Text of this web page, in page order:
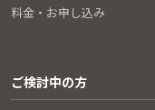
料金・お申し込み
ご検討中の方